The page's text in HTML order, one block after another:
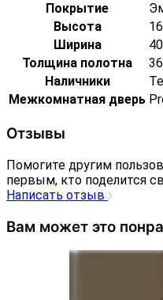
Покрытие
Высота
Ширина
Толщина полотна
Наличники
Межкомнатная дверь
Отзывы
Помогите другим
первым, кто поделится
Написать отзыв
Вам может это